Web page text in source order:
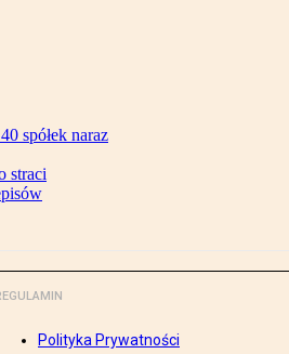
spółek naraz
straci
Polityka Prywatności